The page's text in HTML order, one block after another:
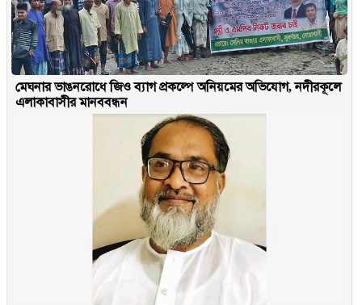
মেঘনার ভাঙনরোধে জিও ব্যাগ প্রকল্পে অনিয়মের অভিযোগ, নদীরকূলে
এলাকাবাসীর মানববন্ধন